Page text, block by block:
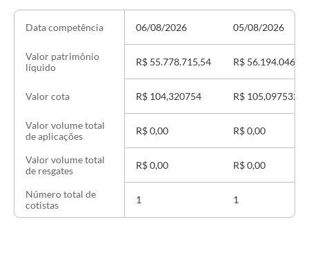
Data competência
Valor patrimônio
líquido
Valor cota
Valor volume total
de aplicações
Valor volume total
de resgates
Número total de
cotistas
06/08/2026
R$ 55.778.715,54
R$ 104,320754
R$ 0,00
R$ 0,00
1
05/08/2026
R$ 56.194.046,77
R$ 105,097532
R$ 0,00
R$ 0,00
1